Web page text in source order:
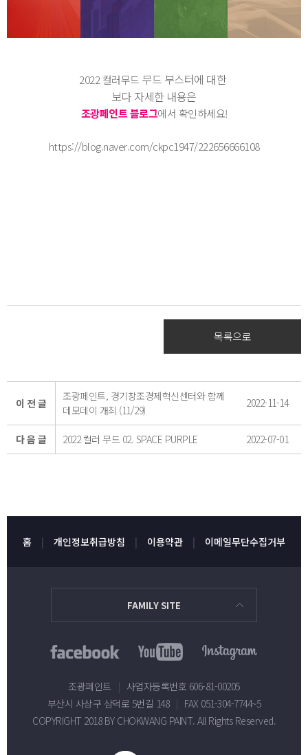
2022 컬러무드 무드 부스터에 대한
보다 자세한 내용은
조광페인트 블로그에서 확인하세요!
https://blog.naver.com/ckpc1947/222656666108
목록으로
이 전 글
조광페인트, 경기창조경제혁신센터와 함께
데모데이 개최 (11/29)
2022-11-14
다 음 글 2022 컬러 무드 02. SPACE PURPLE 2022-07-01
홈 개인정보취급방침 이용약관 이메일무단수집거부
FAMILY SITE
조광페인트 | 사업자등록번호 606-81-00205
부산시 사상구 삼덕로 5번길 148 | FAX 051-304-7744~5
COPYRIGHT 2018 BY CHOKWANG PAINT. All Rights Reserved.